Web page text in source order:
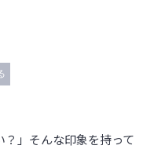
？」そんな印象を持って